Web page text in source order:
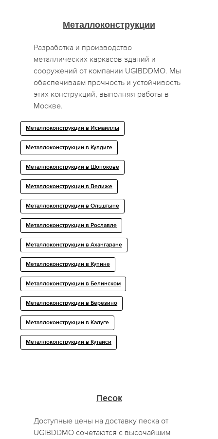
Металлоконструкции
Разработка и производство
металлических каркасов зданий и
сооружений от компании UGIBDDMO. Мы
обеспечиваем прочность и устойчивость
этих конструкций, выполняя работы в
Москве.
Металлоконструкции в Исмаиллы
Металлоконструкции в Кулдиге
Металлоконструкции в Шопокове
Металлоконструкции в Велиже
Металлоконструкции в Ольштыне
Металлоконструкции в Рославле
Металлоконструкции в Ахангаране
Металлоконструкции в Купине
Металлоконструкции в Белинском
Металлоконструкции в Березино
Металлоконструкции в Калуге
Металлоконструкции в Кутаиси
Песок
Доступные цены на доставку песка от
UGIBDDMO сочетаются с высочайшим